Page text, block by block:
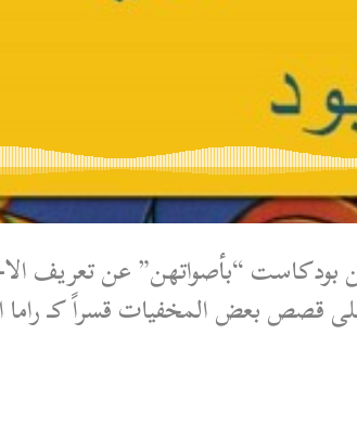
بودكاست “بأصواتهن” عن تعريف
قصص بعض المخفيات قسراً كـ